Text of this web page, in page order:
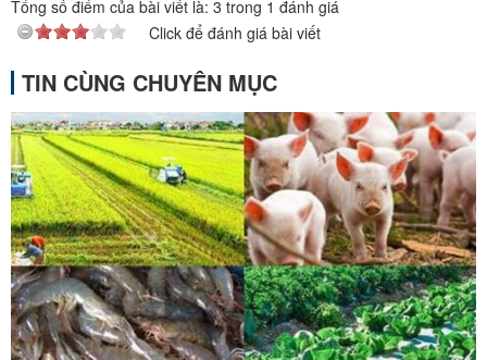
Tổng số điểm của bài viết là: 3 trong 1 đánh giá
Click để đánh giá bài viết
TIN CÙNG CHUYÊN MỤC